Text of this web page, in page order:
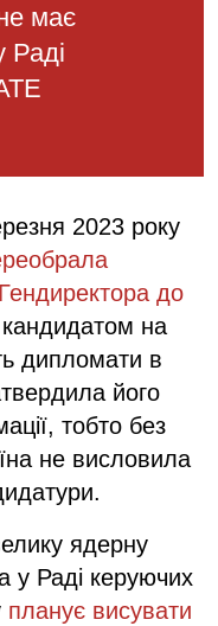
має
Раді
2023 року
до
на
дипломати в
його
тобто без
не висловила
ядерну
у Раді керуючих
планує висувати